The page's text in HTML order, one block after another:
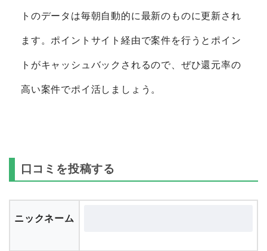
トのデータは毎朝自動的に最新のものに更新され
ます。ポイントサイト経由で案件を行うとポイン
トがキャッシュバックされるので、ぜひ還元率の
高い案件でポイ活しましょう。
口コミを投稿する
ニックネーム